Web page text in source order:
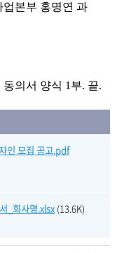
본부 홍명연 과
의서 양식 1부. 끝.
인 모집 공고.pdf
_회사명.xlsx (13.6K)